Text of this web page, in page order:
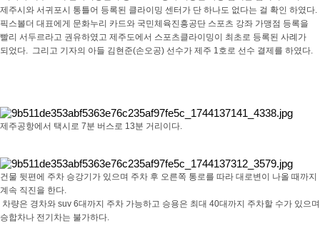
제주시와 서귀포시 통틀어 등록된 클라이밍 센터가 단 하나도 없다는 걸 확인 하였다.
픽스볼더 대표에게 문화누리 카드와 국민체육진흥공단 스포츠 강좌 가맹점 등록을
빨리 서두르라고 권유하였고 제주도에서 스포츠클라이밍이 최초로 등록된 사례가
되었다. 그리고 기자의 아들 김현준(손오공) 선수가 제주 1호로 선수 결제를 하였다.
제주공항에서 택시로 7분 버스로 13분 거리이다.
건물 뒷편에 주차 승강기가 있으며 주차 후 오른쪽 통로를 따라 대로변이 나올 때까지
계속 직진을 한다.
차량은 경차와 suv 6대까지 주차 가능하고 승용은 최대 40대까지 주차할 수가 있으며
승합차나 전기차는 불가하다.